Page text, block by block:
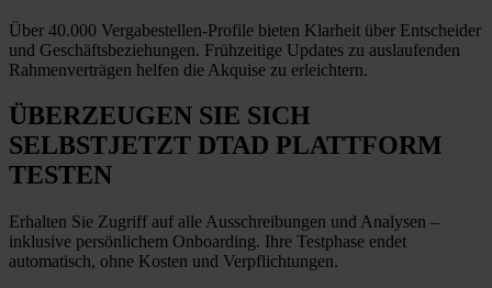
Über 40.000 Vergabestellen-Profile bieten Klarheit über Entscheider
und Geschäftsbeziehungen. Frühzeitige Updates zu auslaufenden
Rahmenverträgen helfen die Akquise zu erleichtern.
ÜBERZEUGEN SIE SICH
SELBSTJETZT DTAD PLATTFORM
TESTEN
Erhalten Sie Zugriff auf alle Ausschreibungen und Analysen –
inklusive persönlichem Onboarding. Ihre Testphase endet
automatisch, ohne Kosten und Verpflichtungen.